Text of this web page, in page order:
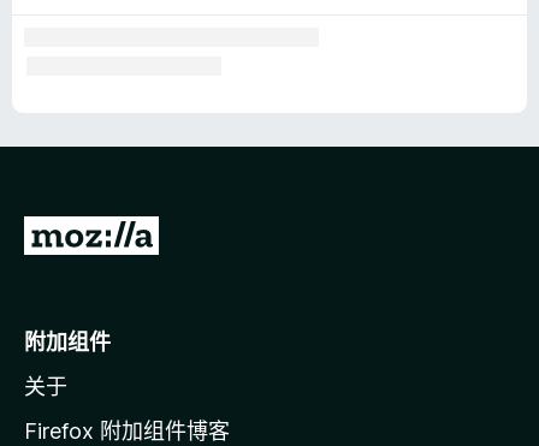
转
o
i
l
附加组件
关于
Firefox 附加组件博客